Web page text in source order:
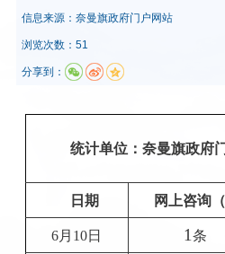
信息来源： 奈曼旗政府门户网站
浏览次数：51
分享到：
统计单位：奈曼旗政府
日期 网上咨询（
6月10日 1 条